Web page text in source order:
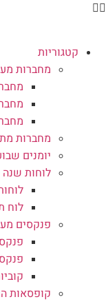
קטגוריות
מחברות
מחברות
יומנים
לוחות שנה
לוח
פנקסים
קופסאות